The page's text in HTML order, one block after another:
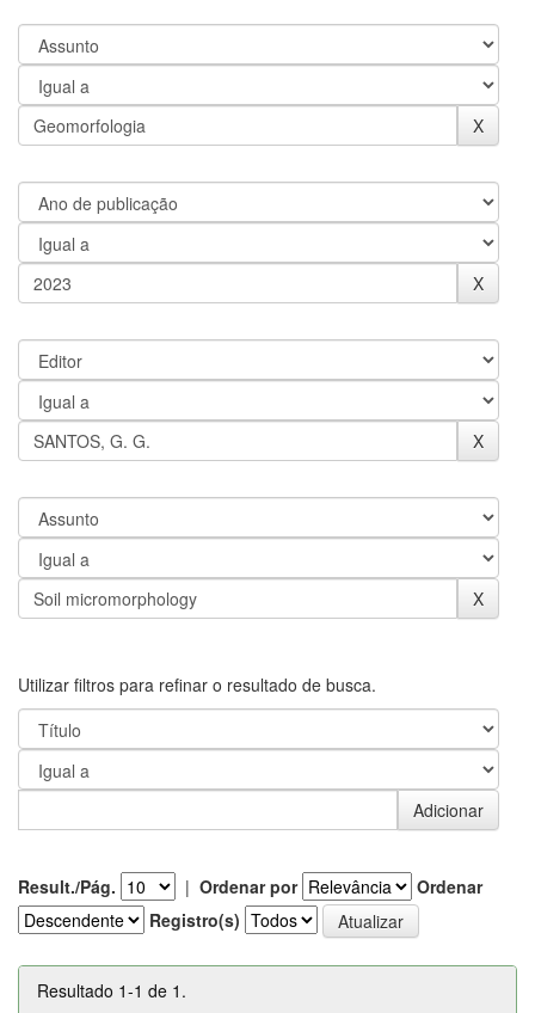
Utilizar filtros para refinar o resultado de busca.
Result./Pág. | Ordenar por
Ordenar
Registro(s)
Resultado 1-1 de 1.